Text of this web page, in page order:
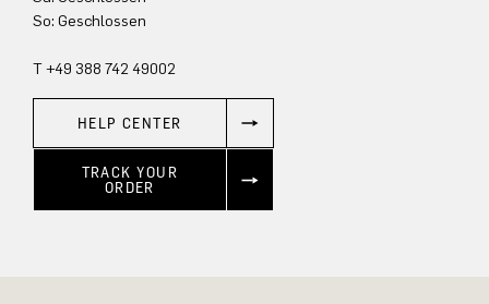
So: Geschlossen
T +49 388 742 49002
HELP CENTER
TRACK YOUR
ORDER